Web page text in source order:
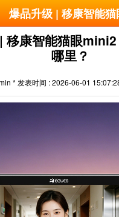
爆品升级 | 移康智能
移康智能猫眼
哪里？
* 来源 : * 作者 : admin * 发表时间 : 2026-06-01